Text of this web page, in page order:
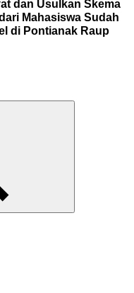
dan Usulkan Skema
Mahasiswa Sudah
di Pontianak Raup